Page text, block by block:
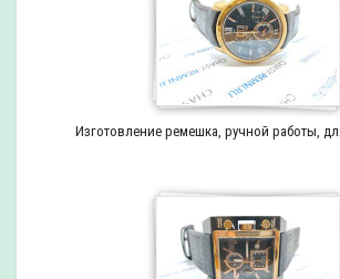
Изготовление ремешка, ручной работы,